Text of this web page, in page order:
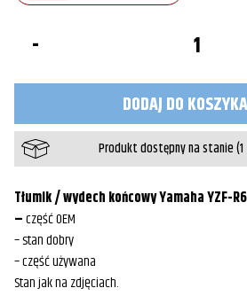
Yamaha
R6
98-
DODAJ DO KOSZYKA
Produkt dostępny na stanie (1
Tłumik / wydech końcowy Yamaha YZF-
–część OEM
– stan dobry
– część używana
Stan jak na zdjęciach.